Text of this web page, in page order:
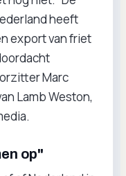
heeft
export van friet
Marc
Lamb Weston,
op"